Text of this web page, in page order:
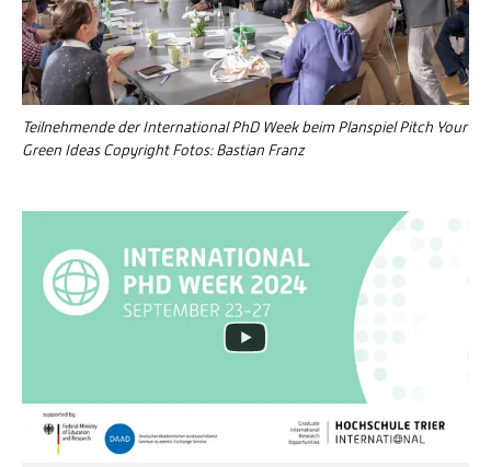
Teilnehmende der International PhD Week beim Planspiel Pitch Your
Green Ideas Copyright Fotos: Bastian Franz